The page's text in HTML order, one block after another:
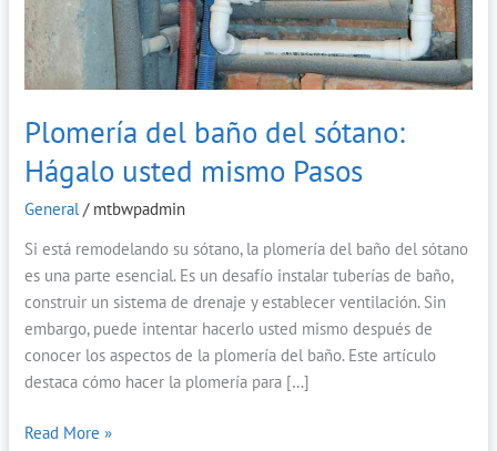
Plomería del baño del sótano:
Hágalo usted mismo Pasos
General/ mtbwpadmin
Si está remodelando su sótano, la plomería del baño del sótano
es una parte esencial. Es un desafío instalar tuberías de baño,
construir un sistema de drenaje y establecer ventilación. Sin
embargo, puede intentar hacerlo usted mismo después de
conocer los aspectos de la plomería del baño. Este artículo
destaca cómo hacer la plomería para […]
usted
mismo
Pasos
Read More »